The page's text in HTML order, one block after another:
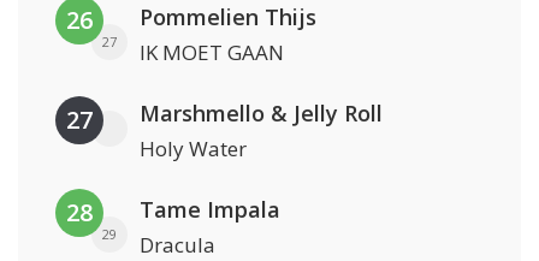
26
27
Pommelien Thijs
IK MOET GAAN
27 Marshmello & Jelly Roll
Holy Water
28
29
Tame Impala
Dracula